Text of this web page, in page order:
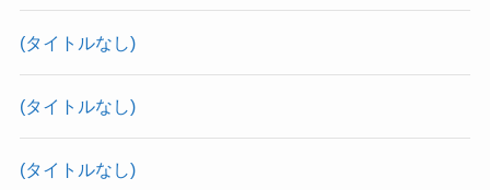
(タイトルなし)
(タイトルなし)
(タイトルなし)